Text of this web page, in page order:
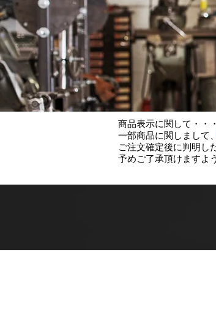
商品表示に関して・・
一部商品に関しまして、
ご注文確定後に判明し
予めご了承頂けますよ